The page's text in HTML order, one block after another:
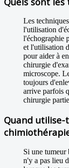
Les
l'utilisation
l'échographie
et l'utilisation
pour aider à
chirurgie
microscope.
toujours
arrive parfois
chirurgie
Quand
Si une tumeur
n'y a pas lieu